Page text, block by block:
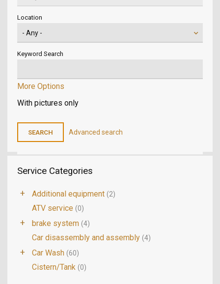
Location
Keyword Search
More Options
With pictures only
Advanced search
Service Categories
+ Additional equipment (2)
ATV service (0)
+ brake system (4)
Car disassembly and assembly (4)
+ Car Wash (60)
Cistern/Tank (0)